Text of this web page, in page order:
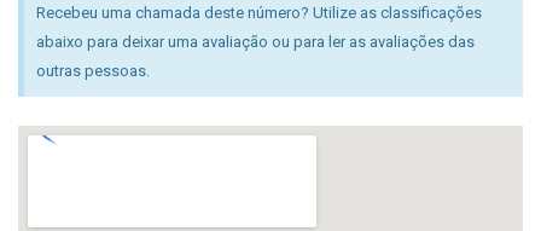
Recebeu uma chamada deste número? Utilize as classificações
abaixo para deixar uma avaliação ou para ler as avaliações das
outras pessoas.